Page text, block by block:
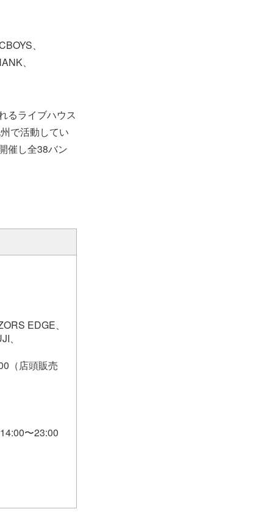
、
、
るライブハウス
で活動してい
催し全38バン
EDGE、
、
（店頭販売
〜23:00